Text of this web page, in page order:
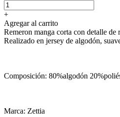
+
Agregar al carrito
Remeron manga corta con detalle de
Realizado en jersey de algodón,
Composición: 80%algodón
Marca: Zettia